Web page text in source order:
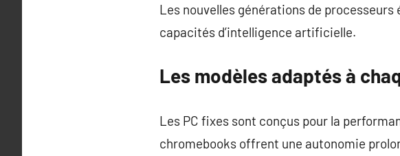
Les nouvelles générations de
capacités d’intelligence artificielle.
Les modèles adaptés à
Les PC fixes sont conçus pour la
chromebooks offrent une autonomie